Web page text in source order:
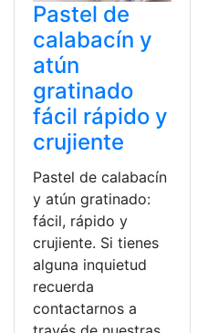
Pastel de
calabacín y
atún
gratinado
fácil rápido y
crujiente
Pastel de calabacín
y atún gratinado:
fácil, rápido y
crujiente. Si tienes
alguna inquietud
recuerda
contactarnos a